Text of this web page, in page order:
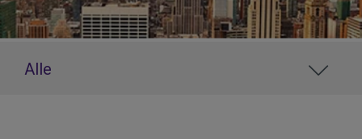
Alle